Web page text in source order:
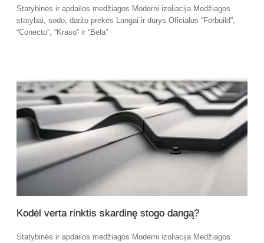
Statybinės ir apdailos medžiagos Moderni izoliacija Medžiagos
statybai, sodo, daržo prekės Langai ir durys Oficialus “Forbuild”,
“Conecto”, “Kraso” ir “Bela”
Kodėl verta rinktis skardinę stogo dangą?
Statybinės ir apdailos medžiagos Moderni izoliacija Medžiagos